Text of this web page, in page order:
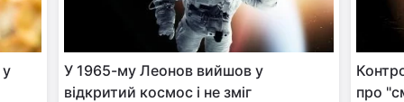
У 1965-му Леонов вийшов у
відкритий космос і не зміг
про